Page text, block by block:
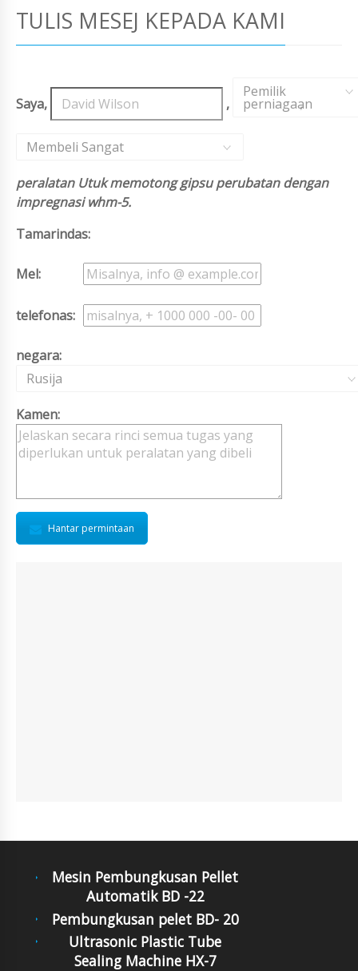
TULIS MESEJ KEPADA KAMI
Saya, ,
Pemilik
perniagaan
,
Membeli Sangat
peralatan Utuk memotong gipsu perubatan dengan
impregnasi whm-5.
Tamarindas:
Mel:
telefonas:
negara:
Rusija
Kamen:
Hantar permintaan
Mesin Pembungkusan Pellet
Automatik BD -22
Pembungkusan pelet BD- 20
Ultrasonic Plastic Tube
Sealing Machine HX-7